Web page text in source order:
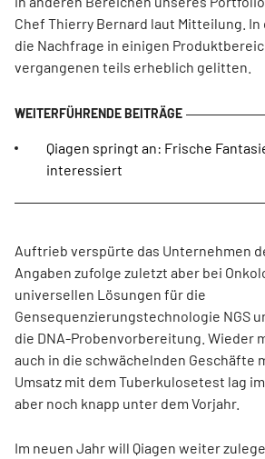
Chef Thierry Bernard laut Mitteilung.
die Nachfrage in einigen
vergangenen teils erheblich gelitten.
Qiagen springt an: Frische
interessiert
Auftrieb verspürte das Unternehmen
Angaben zufolge zuletzt aber bei
universellen Lösungen für die
Gensequenzierungstechnologie NGS
die DNA-Probenvorbereitung. Wieder
auch in die schwächelnden Geschäfte
Umsatz mit dem Tuberkulosetest lag
aber noch knapp unter dem Vorjahr.
Im neuen Jahr will Qiagen weiter